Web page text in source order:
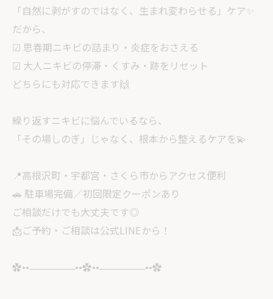
「自然に剥がすのではなく、生まれ変わらせる」ケア✨
だから、
☑ 思春期ニキビの詰まり・炎症をおさえる
☑ 大人ニキビの停滞・くすみ・跡をリセット
どちらにも対応できます🙌
繰り返すニキビに悩んでいるなら、
「その場しのぎ」じゃなく、根本から整えるケアを💫
📍高根沢町・宇都宮・さくら市からアクセス便利
🚗 駐車場完備／初回限定クーポンあり
ご相談だけでも大丈夫です◎
📩ご予約・ご相談は公式LINEから！
✿••˗˗˗˗˗˗˗˗˗˗˗˗˗˗˗••✿••˗˗˗˗˗˗˗˗˗˗˗˗˗˗˗••✿